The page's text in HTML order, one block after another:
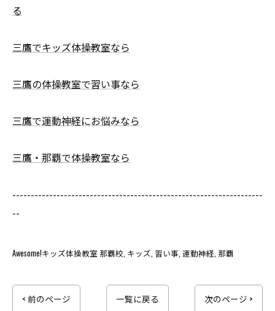
る
三鷹でキッズ体操教室なら
三鷹の体操教室で習い事なら
三鷹で運動神経にお悩みなら
三鷹・那覇で体操教室なら
--------------------------------------------------------------------
--
Awesome!キッズ体操教室 那覇校 キッズ 習い事 運動神経 那覇
< 前のページ 一覧に戻る 次のページ >